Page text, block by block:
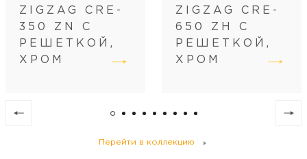
Размещение вровень с полом
Регулировка
Диаметр слива, см
Перейти в коллекцию
ZIGZAG CRE-
350 ZN С
РЕШЕТКОЙ,
ХРОМ
ZIGZAG CRE-
650 ZH С
РЕШЕТКОЙ,
ХРОМ